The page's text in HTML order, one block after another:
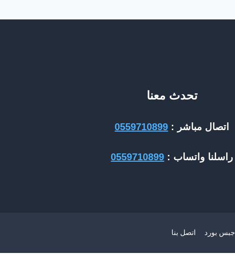
تحدث معنا
اتصال مباشر : 0559710899
راسلنا واتساب : 0559710899
جبس بورد اتصل بنا